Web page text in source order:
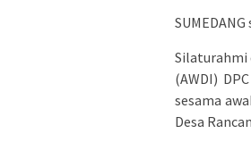
Silaturahmi
(AWDI)
sesama
Desa